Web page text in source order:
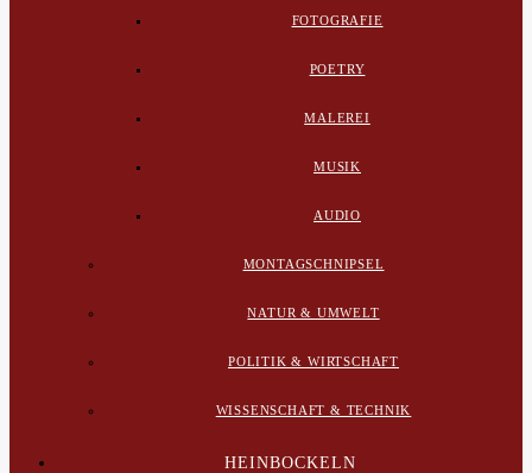
FOTOGRAFIE
POETRY
MALEREI
MUSIK
AUDIO
MONTAGSCHNIPSEL
NATUR & UMWELT
POLITIK & WIRTSCHAFT
WISSENSCHAFT & TECHNIK
HEINBOCKELN